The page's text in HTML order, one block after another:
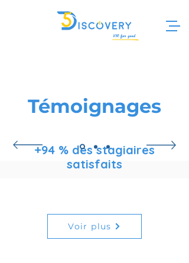
Témoignages
+94 % des stagiaires
satisfaits
Voir plus